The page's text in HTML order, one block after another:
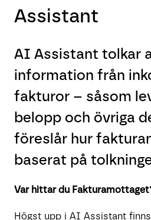
Assistant
AI Assistant tolkar
information från
fakturor – såsom
belopp och övriga
föreslår hur
baserat på
Var hittar du
Högst upp i AI Assistant